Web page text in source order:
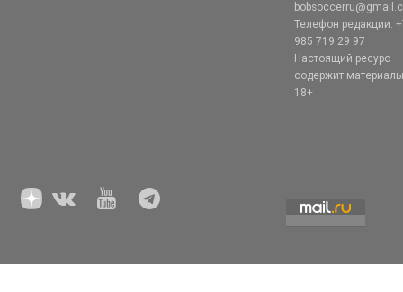
Телефон редакции:
985 719 29 97
Настоящий ресурс
содержит
18+